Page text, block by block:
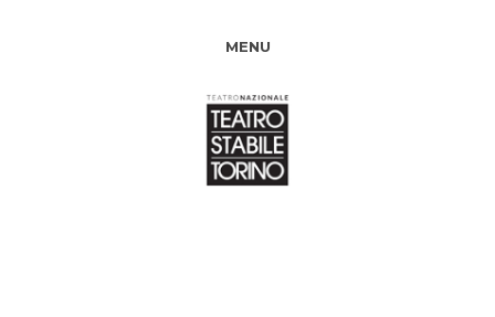
MENU